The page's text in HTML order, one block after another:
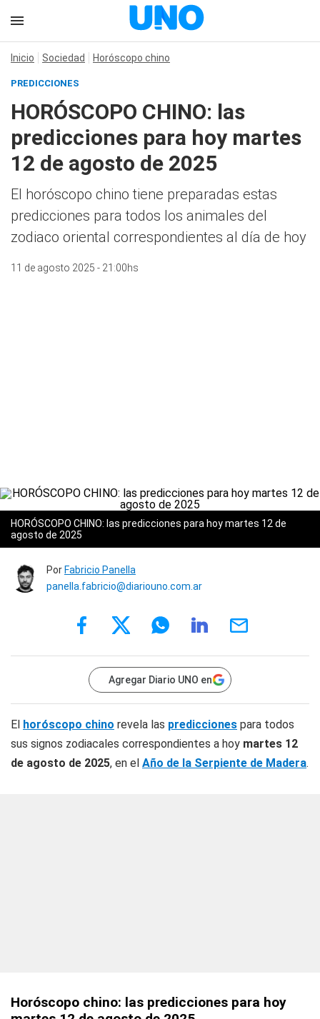
Inicio Sociedad Horóscopo chino
PREDICCIONES
HORÓSCOPO CHINO: las
predicciones para hoy martes
12 de agosto de 2025
El horóscopo chino tiene preparadas estas
predicciones para todos los animales del
zodiaco oriental correspondientes al día de hoy
11 de agosto 2025 - 21:00hs
HORÓSCOPO CHINO: las predicciones para hoy martes 12 de
agosto de 2025
Por Fabricio Panella
panella.fabricio@diariouno.com.ar
Agregar Diario UNO en
El horóscopo chino revela las predicciones para todos
sus signos zodiacales correspondientes a hoy martes 12
de agosto de 2025, en el Año de la Serpiente de Madera.
Horóscopo chino: las predicciones para hoy